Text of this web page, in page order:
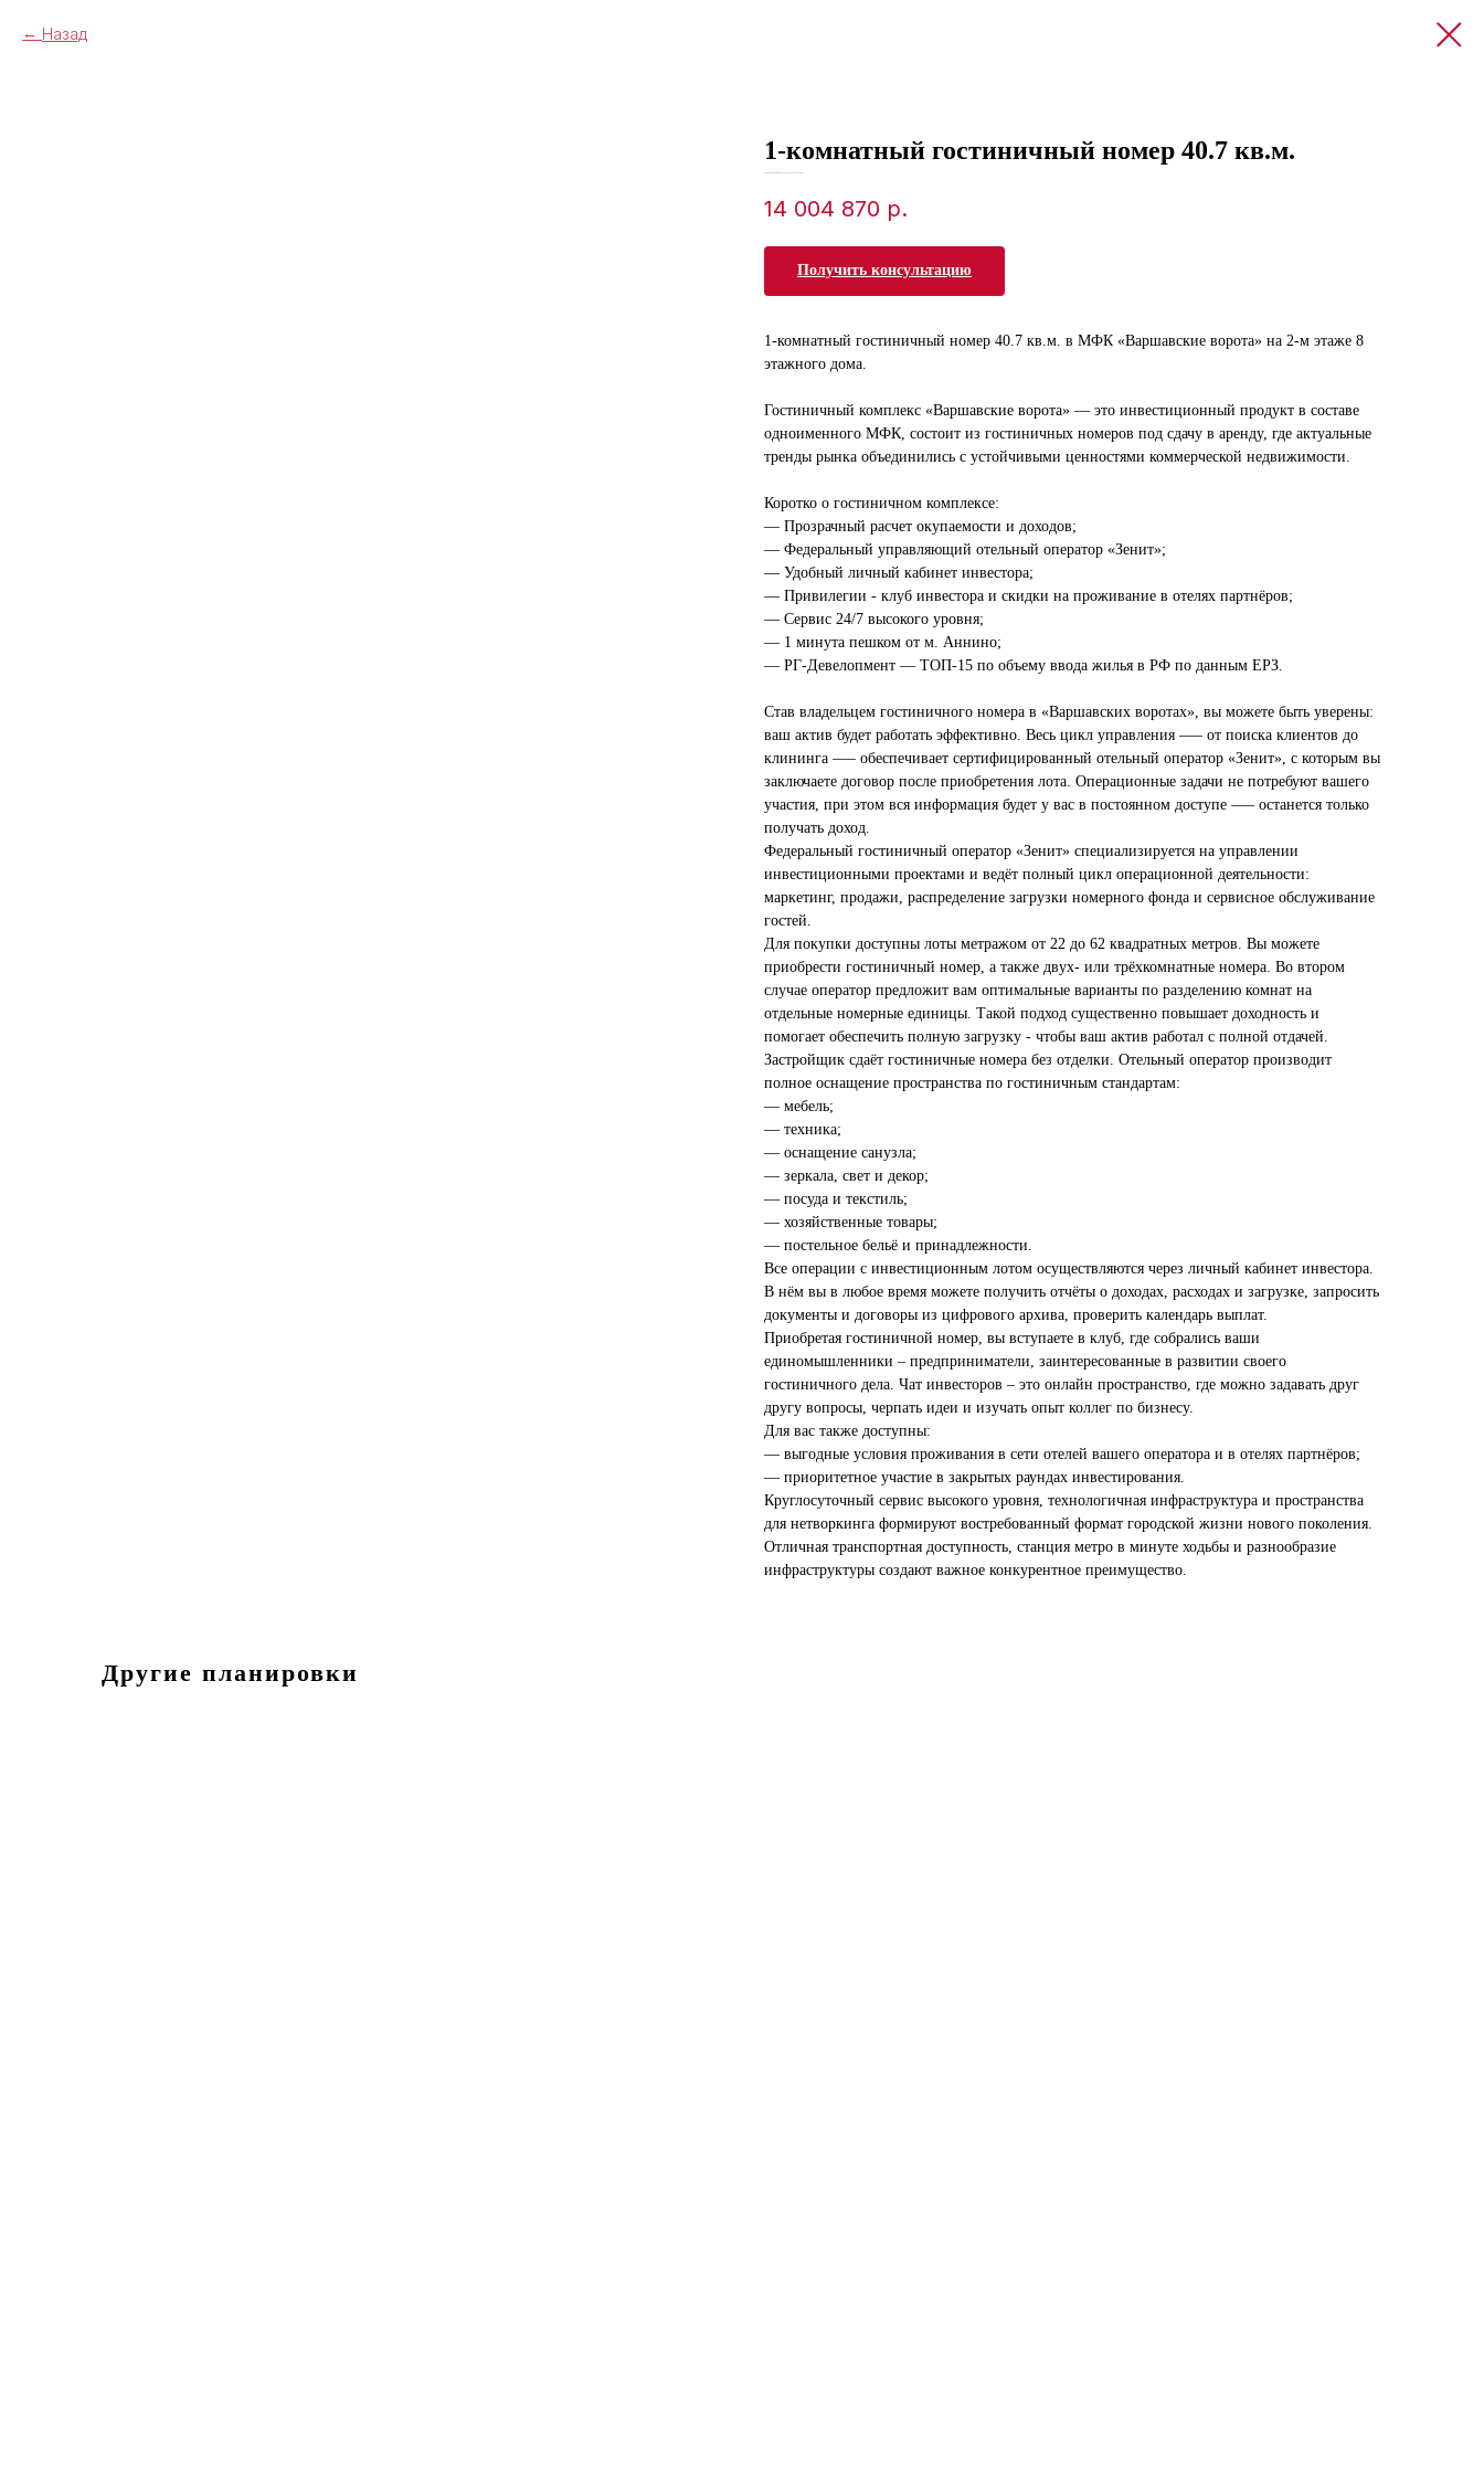
Назад
1-комнатный гостиничный номер 40.7 кв.м.
14 004 870 р.
Получить консультацию
1-комнатный гостиничный номер 40.7 кв.м. в МФК «Варшавские ворота» на 2-м этаже 8
этажного дома.
Гостиничный комплекс «Варшавские ворота» — это инвестиционный продукт в составе
одноименного МФК, состоит из гостиничных номеров под сдачу в аренду, где актуальные
тренды рынка объединились с устойчивыми ценностями коммерческой недвижимости.
Коротко о гостиничном комплексе:
— Прозрачный расчет окупаемости и доходов;
— Федеральный управляющий отельный оператор «Зенит»;
— Удобный личный кабинет инвестора;
— Привилегии - клуб инвестора и скидки на проживание в отелях партнёров;
— Сервис 24/7 высокого уровня;
— 1 минута пешком от м. Аннино;
— РГ-Девелопмент — ТОП-15 по объему ввода жилья в РФ по данным ЕРЗ.
Став владельцем гостиничного номера в «Варшавских воротах», вы можете быть уверены:
ваш актив будет работать эффективно. Весь цикл управления —– от поиска клиентов до
клининга —– обеспечивает сертифицированный отельный оператор «Зенит», с которым вы
заключаете договор после приобретения лота. Операционные задачи не потребуют вашего
участия, при этом вся информация будет у вас в постоянном доступе —– останется только
получать доход.
Федеральный гостиничный оператор «Зенит» специализируется на управлении
инвестиционными проектами и ведёт полный цикл операционной деятельности:
маркетинг, продажи, распределение загрузки номерного фонда и сервисное обслуживание
гостей.
Для покупки доступны лоты метражом от 22 до 62 квадратных метров. Вы можете
приобрести гостиничный номер, а также двух- или трёхкомнатные номера. Во втором
случае оператор предложит вам оптимальные варианты по разделению комнат на
отдельные номерные единицы. Такой подход существенно повышает доходность и
помогает обеспечить полную загрузку - чтобы ваш актив работал с полной отдачей.
Застройщик сдаёт гостиничные номера без отделки. Отельный оператор производит
полное оснащение пространства по гостиничным стандартам:
— мебель;
— техника;
— оснащение санузла;
— зеркала, свет и декор;
— посуда и текстиль;
— хозяйственные товары;
— постельное бельё и принадлежности.
Все операции с инвестиционным лотом осуществляются через личный кабинет инвестора.
В нём вы в любое время можете получить отчёты о доходах, расходах и загрузке, запросить
документы и договоры из цифрового архива, проверить календарь выплат.
Приобретая гостиничной номер, вы вступаете в клуб, где собрались ваши
единомышленники – предприниматели, заинтересованные в развитии своего
гостиничного дела. Чат инвесторов – это онлайн пространство, где можно задавать друг
другу вопросы, черпать идеи и изучать опыт коллег по бизнесу.
Для вас также доступны:
— выгодные условия проживания в сети отелей вашего оператора и в отелях партнёров;
— приоритетное участие в закрытых раундах инвестирования.
Круглосуточный сервис высокого уровня, технологичная инфраструктура и пространства
для нетворкинга формируют востребованный формат городской жизни нового поколения.
Отличная транспортная доступность, станция метро в минуте ходьбы и разнообразие
инфраструктуры создают важное конкурентное преимущество.
Другие планировки